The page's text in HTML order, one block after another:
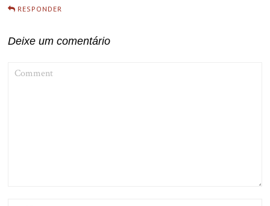
RESPONDER
Deixe um comentário